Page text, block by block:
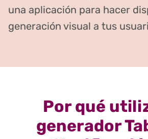
una aplicación para hacer
generación visual a tus
Por qué
generador